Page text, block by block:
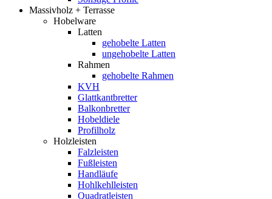
Massivholz + Terrasse
Hobelware
Latten
gehobelte Latten
ungehobelte Latten
Rahmen
gehobelte Rahmen
KVH
Glattkantbretter
Balkonbretter
Hobeldiele
Profilholz
Holzleisten
Falzleisten
Fußleisten
Handläufe
Hohlkehlleisten
Quadratleisten